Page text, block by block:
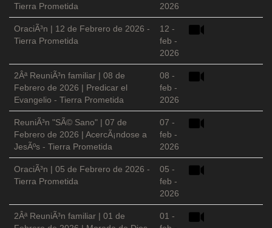
Tierra Prometida
2026
OraciÃ³n | 12 de Febrero de 2026 -
Tierra Prometida
12 -
feb -
2026
2Âª ReuniÃ³n familiar | 08 de
Febrero de 2026 | Predicar el
Evangelio - Tierra Prometida
08 -
feb -
2026
ReuniÃ³n "SÃ© Sano" | 07 de
Febrero de 2026 | AcercÃ¡ndose a
JesÃºs - Tierra Prometida
07 -
feb -
2026
OraciÃ³n | 05 de Febrero de 2026 -
Tierra Prometida
05 -
feb -
2026
2Âª ReuniÃ³n familiar | 01 de
01 -